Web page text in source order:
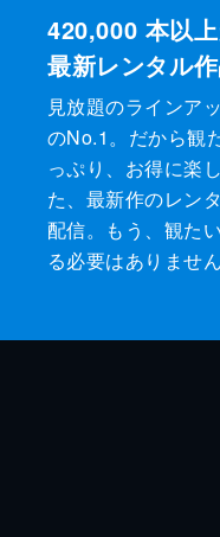
420,000 本以
最新レンタル作
見放題のラインア
のNo.1。だから観
っぷり、お得に楽
た、最新作のレン
配信。もう、観た
る必要はありません